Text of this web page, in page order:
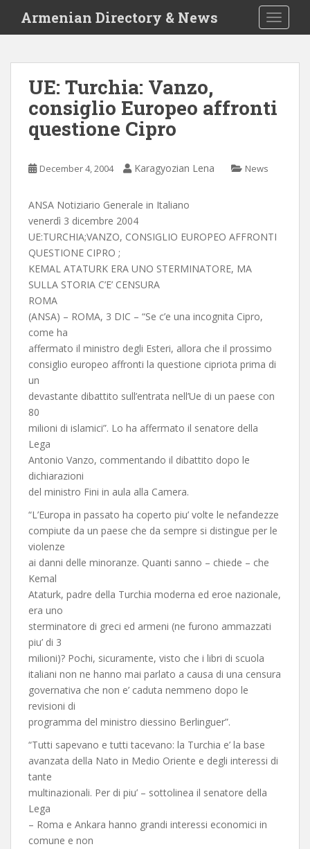
i
Armenian Directory & News
UE: Turchia: Vanzo,
consiglio Europeo affronti
questione Cipro
December 4, 2004 Karagyozian Lena News
ANSA Notiziario Generale in Italiano
venerdì 3 dicembre 2004
UE:TURCHIA;VANZO, CONSIGLIO EUROPEO AFFRONTI
QUESTIONE CIPRO ;
KEMAL ATATURK ERA UNO STERMINATORE, MA
SULLA STORIA C’E’ CENSURA
ROMA
(ANSA) – ROMA, 3 DIC – “Se c’e una incognita Cipro,
come ha
affermato il ministro degli Esteri, allora che il prossimo
consiglio europeo affronti la questione cipriota prima di
un
devastante dibattito sull’entrata nell’Ue di un paese con
80
milioni di islamici”. Lo ha affermato il senatore della
Lega
Antonio Vanzo, commentando il dibattito dopo le
dichiarazioni
del ministro Fini in aula alla Camera.
“L’Europa in passato ha coperto piu’ volte le nefandezze
compiute da un paese che da sempre si distingue per le
violenze
ai danni delle minoranze. Quanti sanno – chiede – che
Kemal
Ataturk, padre della Turchia moderna ed eroe nazionale,
era uno
sterminatore di greci ed armeni (ne furono ammazzati
piu’ di 3
milioni)? Pochi, sicuramente, visto che i libri di scuola
italiani non ne hanno mai parlato a causa di una censura
governativa che non e’ caduta nemmeno dopo le
revisioni di
programma del ministro diessino Berlinguer”.
“Tutti sapevano e tutti tacevano: la Turchia e’ la base
avanzata della Nato in Medio Oriente e degli interessi di
tante
multinazionali. Per di piu’ – sottolinea il senatore della
Lega
– Roma e Ankara hanno grandi interessi economici in
comune e non